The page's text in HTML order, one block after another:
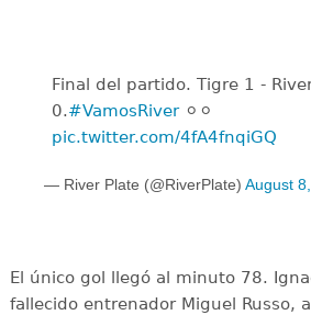
Final del partido. Tigre 1 -
0.#VamosRiver⚪️⚪️
pic.twitter.com/4fA4fnqiGQ
— River Plate (@RiverPlate) August
El único gol llegó al minuto 78.
fallecido entrenador Miguel Russo,